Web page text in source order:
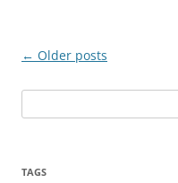
Post
← Older posts
for:
TAGS